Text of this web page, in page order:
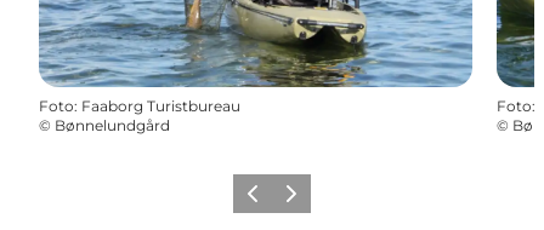
Foto: Faaborg Turistbureau
© Bønnelundgård
Foto:
©
Vorherige Folie
Nächste Folie